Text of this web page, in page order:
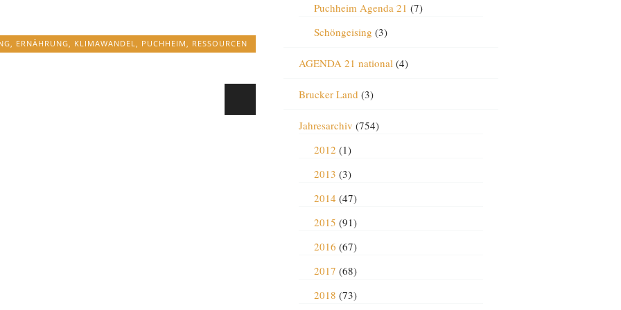
, ERNÄHRUNG, KLIMAWANDEL, PUCHHEIM, RESSOURCEN
Puchheim Agenda 21 (7)
Schöngeising (3)
AGENDA 21 national(4)
Brucker Land (3)
Jahresarchiv (754)
2012 (1)
2013 (3)
2014 (47)
2015 (91)
2016 (67)
2017 (68)
2018 (73)